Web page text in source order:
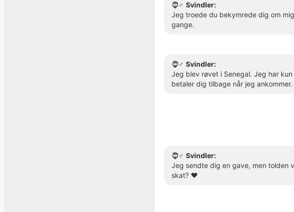
🧔♂️ Svindler:
Jeg troede du bekymrede dig om
gange.
🧔♂️ Svindler:
Jeg blev røvet i Senegal. Jeg har
betaler dig tilbage når jeg ankommer.
🧔♂️ Svindler:
Jeg sendte dig en gave, men tolden
skat? ❤️